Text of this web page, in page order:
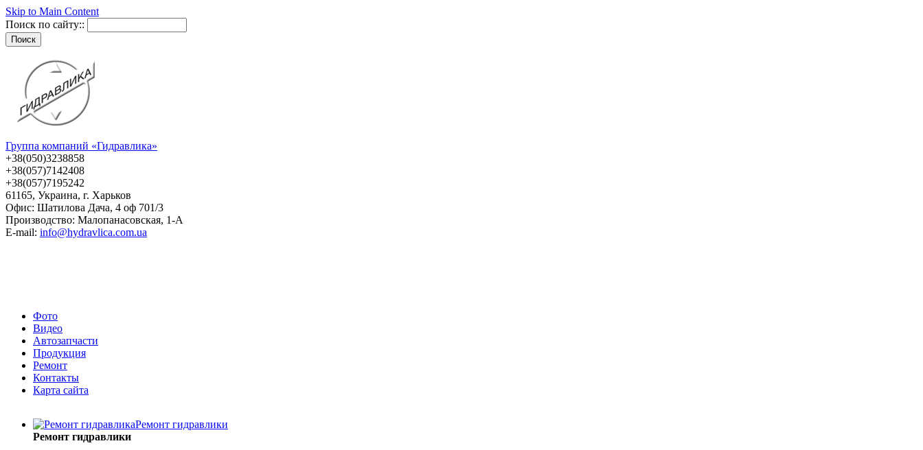
Skip to Main Content
Поиск по сайту::
Группа компаний «Гидравлика»
+38(050)3238858
+38(057)7142408
+38(057)7195242
61165, Украина, г. Харьков
Офис: Шатилова Дача, 4 оф 701/3
Производство: Малопанасовская, 1-А
E-mail: info@hydravlica.com.ua
Фото
Видео
Автозапчасти
Продукция
Ремонт
Контакты
Карта сайта
Ремонт гидравлики
Ремонт гидравлики